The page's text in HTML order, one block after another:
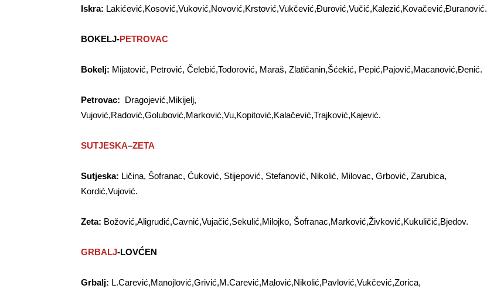
Iskra: Lakićević,Kosović,Vuković,Novović,Krstović,Vukčević,Đurović,Vučić,Kalezić,Kovačević,Đuranović.
BOKELJ-PETROVAC
Bokelj: Mijatović, Petrović, Čelebić,Todorović, Maraš, Zlatičanin,Šćekić, Pepić,Pajović,Macanović,Đenić.
Petrovac: Dragojević,Mikijelj,
Vujović,Radović,Golubović,Marković,Vu,Kopitović,Kalačević,Trajković,Kajević.
SUTJESKA–ZETA
Sutjeska: Ličina, Šofranac, Ćuković, Stijepović, Stefanović, Nikolić, Milovac, Grbović, Zarubica,
Kordić,Vujović.
Zeta: Božović,Aligrudić,Cavnić,Vujačić,Sekulić,Milojko, Šofranac,Marković,Živković,Kukuličić,Bjedov.
GRBALJ-LOVĆEN
Grbalj: L.Carević,Manojlović,Grivić,M.Carević,Malović,Nikolić,Pavlović,Vukčević,Zorica,